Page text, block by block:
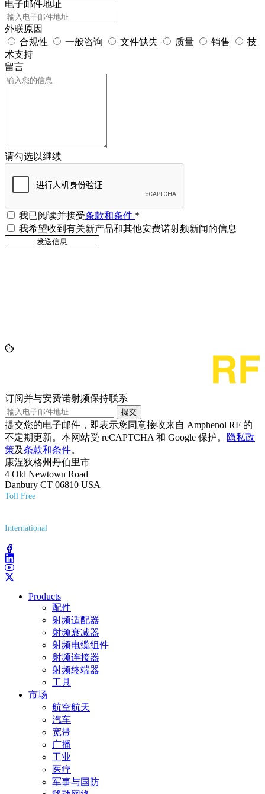
电子邮件地址
外联原因
合规性
一般咨询 文件缺失 质量 销售
技
术支持
留言
请勾选以继续
我已阅读并接受条款和条件 *
我希望收到有关新产品和其他安费诺射频新闻的信息
订阅并与安费诺射频保持联系
提交
提交您的电子邮件，即表示您同意接收来自 Amphenol RF 的
不定期更新。本网站受 reCAPTCHA 和 Google 保护。
隐私政
策及条款和条件。
康涅狄格州丹伯里市
4 Old Newtown Road
Danbury CT 06810 USA
Toll Free
International
Products
配件
射频适配器
射频衰减器
射频电缆组件
射频连接器
射频终端器
工具
市场
航空航天
汽车
宽带
广播
工业
医疗
军事与国防